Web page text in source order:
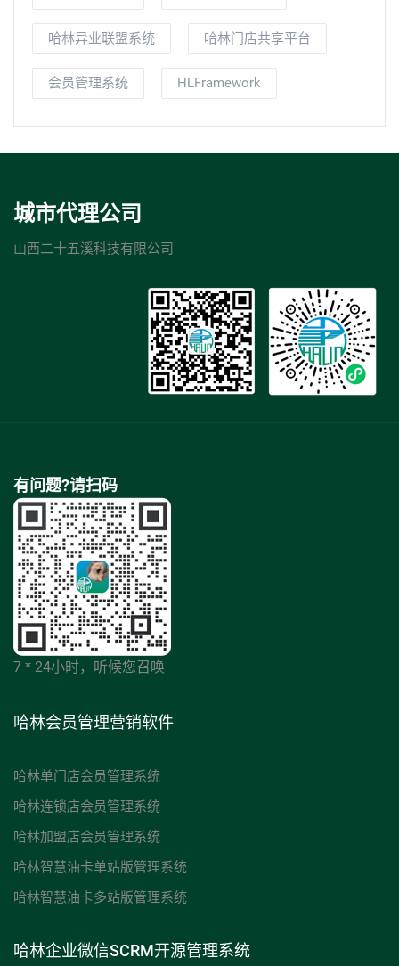
哈林异业联盟系统 哈林门店共享平台
会员管理系统 HLFramework
城市代理公司
山西二十五溪科技有限公司
有问题?请扫码
7 * 24小时，听候您召唤
哈林会员管理营销软件
哈林单门店会员管理系统
哈林连锁店会员管理系统
哈林加盟店会员管理系统
哈林智慧油卡单站版管理系统
哈林智慧油卡多站版管理系统
哈林企业微信SCRM开源管理系统